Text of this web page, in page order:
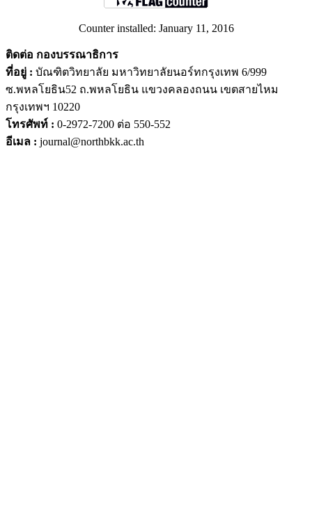
Counter installed: January 11, 2016
ติดต่อ กองบรรณาธิการ
ที่อยู่ : บัณฑิตวิทยาลัย มหาวิทยาลัยนอร์ทกรุงเทพ 6/999
ซ.พหลโยธิน52 ถ.พหลโยธิน แขวงคลองถนน เขตสายไหม
กรุงเทพฯ 10220
โทรศัพท์ : 0-2972-7200 ต่อ 550-552
อีเมล : journal@northbkk.ac.th